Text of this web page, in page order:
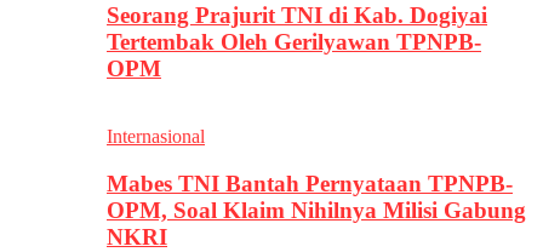
Seorang Prajurit TNI di Kab. Dogiyai
Tertembak Oleh Gerilyawan TPNPB-
OPM
Internasional
Mabes TNI Bantah Pernyataan TPNPB-
OPM, Soal Klaim Nihilnya Milisi Gabung
NKRI